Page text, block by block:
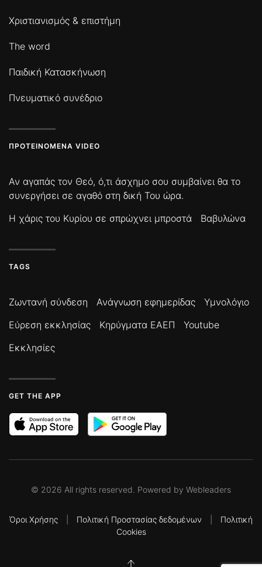
Χριστιανισμός & επιστήμη
The word
Παιδική Κατασκήνωση
Πνευματικό συνέδριο
ΠΡΟΤΕΙΝΌΜΕΝΑ VIDEO
Αν αγαπάς τον Θεό, ό,τι άσχημο σου συμβαίνει θα το
συνεργήσει σε αγαθό στη δική Του ώρα.
Η χάρις του Κυρίου σε σπρώχνει μπροστά
Βαβυλώνα
TAGS
Ζωντανή σύνδεση Ανάγνωση εφημερίδας
Υμνολόγιο
Εύρεση εκκλησίας
Κηρύγματα ΕΑΕΠ
Youtube
Εκκλησίες
GET THE APP
© 2026 All rights reserved. Powered by Webleaders
Όροι Χρήσης Πολιτική Προστασίας δεδομένων
Πολιτική
Cookies